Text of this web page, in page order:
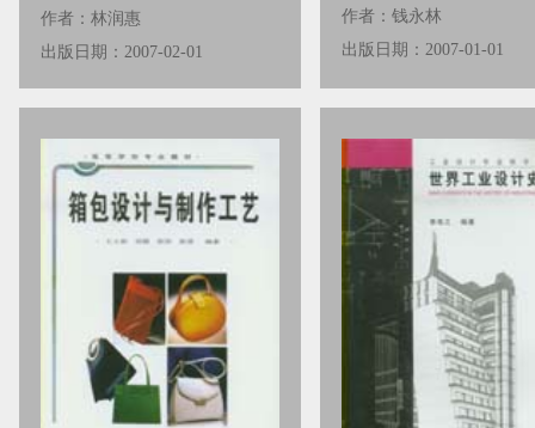
作者：林润惠
出版日期：2007-02-01
作者：钱永林
出版日期：2007-01-01